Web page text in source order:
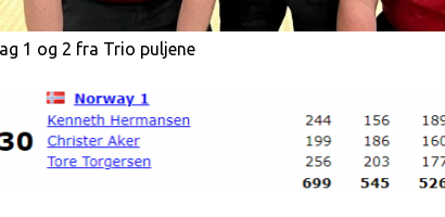
1 og 2 fra Trio puljene